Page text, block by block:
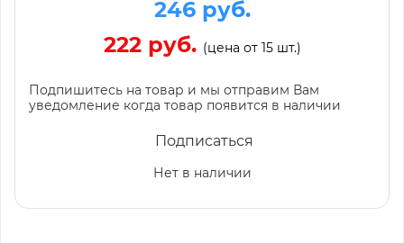
246 руб.
222 руб. (цена от 15 шт.)
Подпишитесь на товар и мы отправим Вам
уведомление когда товар появится в наличии
Подписаться
Нет в наличии